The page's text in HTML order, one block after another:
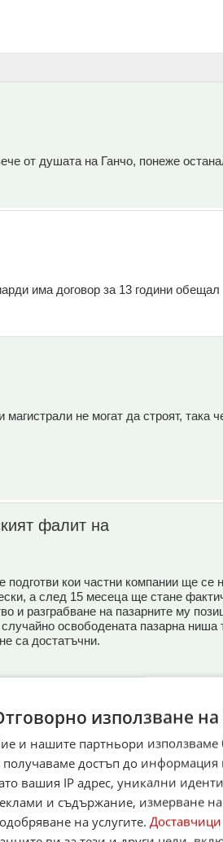
от душата на Ганчо, понеже
има договор за 13 години обещал
магистрали не могат да строят, така
фалит на
подготви кои частни компании ще се
а след 15 месеца ще стане
и разграбване на пазарните му
освободената пазарна
са достатъчни.
тези неща, които Възраждане
винаги го пързалят, няма да
използване
и нашите партньори използваме
получаваме достъп до
вашия IP адрес, уникални
и съдържание, измерване
на услугите. Доставчици